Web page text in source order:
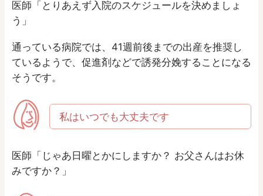
医師「とりあえず入院のスケジュールを決めましょ
う」
通っている病院では、41週前後までの出産を推奨し
ているようで、促進剤などで誘発分娩することになる
そうです。
私はいつでも大丈夫です
医師「じゃあ日曜とかにしますか？ お父さんはお休
みですか？」